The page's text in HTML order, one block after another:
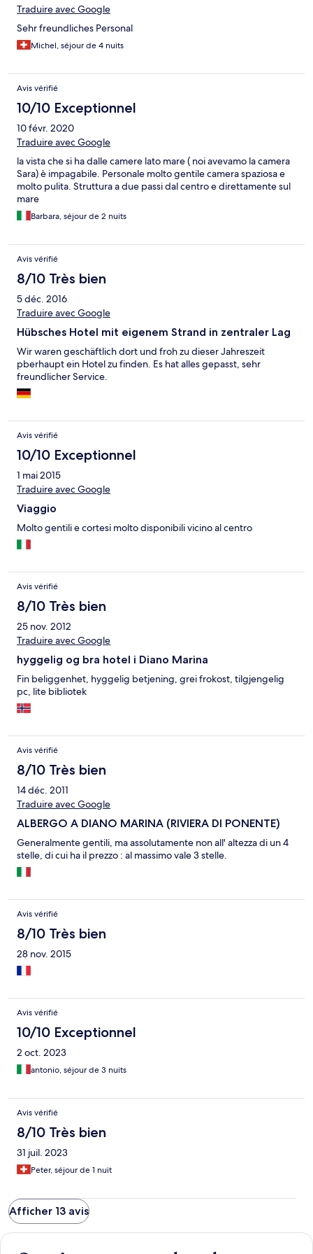
Traduire avec Google
Sehr freundliches Personal
Michel, séjour de 4 nuits
Avis vérifié
10/10 Exceptionnel
10 févr. 2020
Traduire avec Google
la vista che si ha dalle camere lato mare ( noi avevamo la camera
Sara) è impagabile. Personale molto gentile camera spaziosa e
molto pulita. Struttura a due passi dal centro e direttamente sul
mare
Barbara, séjour de 2 nuits
Avis vérifié
8/10 Très bien
5 déc. 2016
Traduire avec Google
Hübsches Hotel mit eigenem Strand in zentraler Lag
Wir waren geschäftlich dort und froh zu dieser Jahreszeit
pberhaupt ein Hotel zu finden. Es hat alles gepasst, sehr
freundlicher Service.
Avis vérifié
10/10 Exceptionnel
1 mai 2015
Traduire avec Google
Viaggio
Molto gentili e cortesi molto disponibili vicino al centro
Avis vérifié
8/10 Très bien
25 nov. 2012
Traduire avec Google
hyggelig og bra hotel i Diano Marina
Fin beliggenhet, hyggelig betjening, grei frokost, tilgjengelig
pc, lite bibliotek
Avis vérifié
8/10 Très bien
14 déc. 2011
Traduire avec Google
ALBERGO A DIANO MARINA (RIVIERA DI PONENTE)
Generalmente gentili, ma assolutamente non all' altezza di un 4
stelle, di cui ha il prezzo : al massimo vale 3 stelle.
Avis vérifié
8/10 Très bien
28 nov. 2015
Avis vérifié
10/10 Exceptionnel
2 oct. 2023
antonio, séjour de 3 nuits
Avis vérifié
8/10 Très bien
31 juil. 2023
Peter, séjour de 1 nuit
Afficher 13 avis